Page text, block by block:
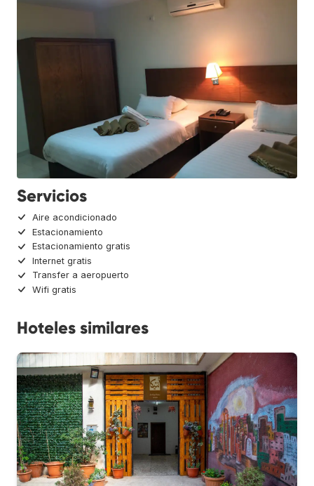
Servicios
Aire acondicionado
Estacionamiento
Estacionamiento gratis
Internet gratis
Transfer a aeropuerto
Wifi gratis
Hoteles similares